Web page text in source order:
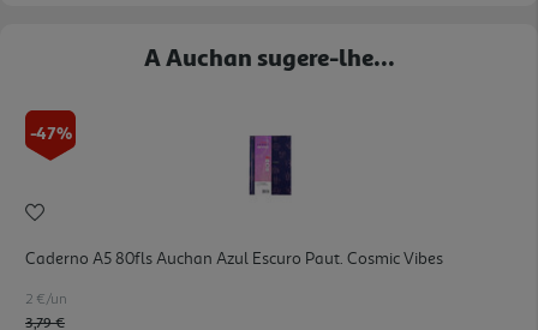
A Auchan sugere-lhe...
-47%
Caderno A5 80fls Auchan Azul Escuro Paut. Cosmic Vibes
2 €/un
Price reduced from
3,79 €to